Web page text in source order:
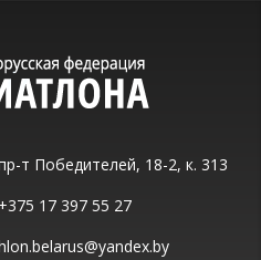
т Победителей, 18-2, к. 313
+375 17 397 55 27